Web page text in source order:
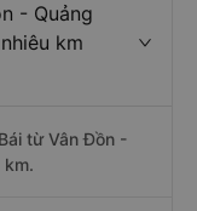
- Quảng
km
từ Vân Đồn -
km.